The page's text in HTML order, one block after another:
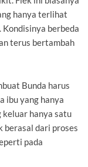
hanya terlihat
berbeda
terus bertambah
Bunda harus
ibu yang hanya
keluar hanya satu
berasal dari proses
pada